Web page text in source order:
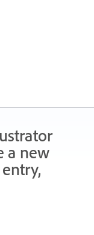
a new